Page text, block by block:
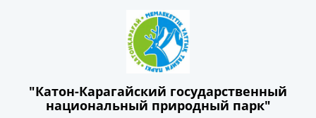
"Катон-Карагайский государственный
национальный природный парк"